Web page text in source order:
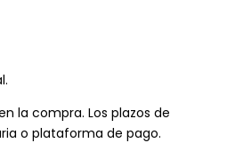
la compra. Los plazos de
o plataforma de pago.